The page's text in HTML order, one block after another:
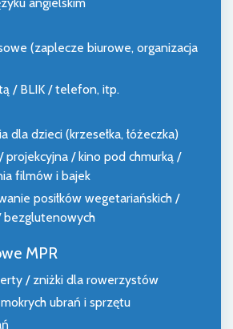
(zaplecze biurowe, organizacja
/ BLIK / telefon, itp.
dla dzieci (krzesełka, łóżeczka)
projekcyjna / kino pod chmurką /
filmów i bajek
posiłków wegetariańskich /
bezglutenowych
MPR
/ zniżki dla rowerzystów
ubrań i sprzętu